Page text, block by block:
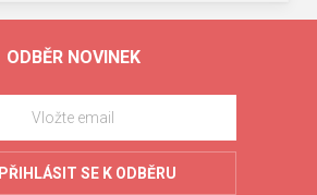
ODBĚR NOVINEK
PŘIHLÁSIT SE K ODBĚRU